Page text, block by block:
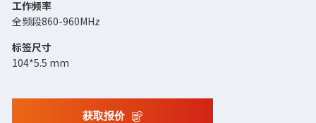
工作频率
全频段860-960MHz
标签尺寸
104*5.5 mm
获取报价